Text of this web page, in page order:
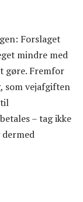
Forslaget
mindre med
gøre. Fremfor
som vejafgiften
– tag ikke